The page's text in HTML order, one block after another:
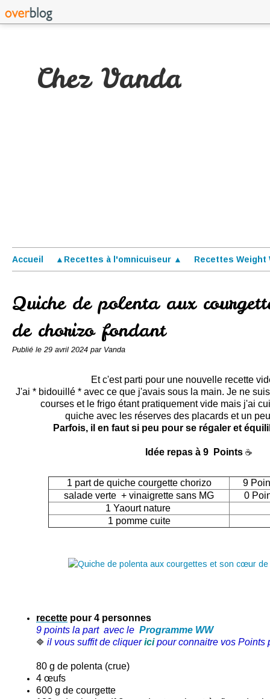
Chez Vanda
Accueil ▲Recettes à l'omnicuiseur ▲ Recettes Weight
Quiche de polenta aux
de chorizo fondant
Publié le 29 avril 2024 par Vanda
Et c'est parti pour une nouvelle recette
J'ai * bidouillé * avec ce que j'avais sous la main. Je ne
courses et le frigo étant pratiquement vide mais j'ai
quiche avec les réserves des placards et un
Parfois, il en faut si peu pour se régaler et
Idée repas à 9 Points ☕
1 part de quiche courgette chorizo
9
salade verte + vinaigrette sans MG
0
1 Yaourt nature
1 pomme cuite
recette pour 4 personnes
9 points la part avec le Programme WW
🔷 il vous suffit de cliquer icipour connaitre vos Points
80 g de polenta (crue)
4 œufs
600 g de courgette